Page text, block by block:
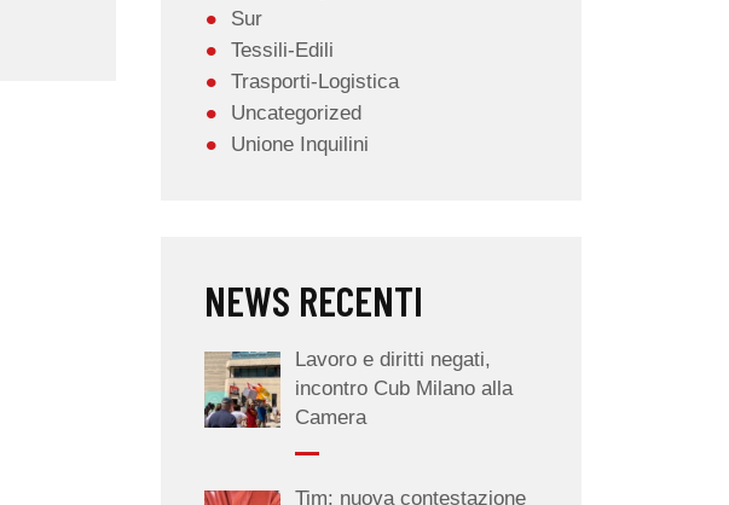
Sur
Tessili-Edili
Trasporti-Logistica
Uncategorized
Unione Inquilini
NEWS RECENTI
Lavoro e diritti negati,
incontro Cub Milano alla
Camera
Tim: nuova contestazione